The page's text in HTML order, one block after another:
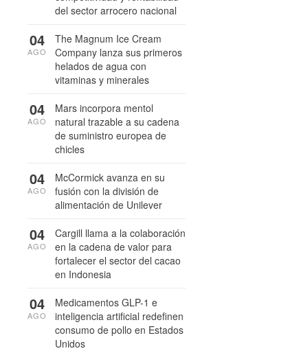
del sector arrocero nacional
The Magnum Ice Cream
Company lanza sus primeros
helados de agua con
vitaminas y minerales
04
AGO
Mars incorpora mentol
natural trazable a su cadena
de suministro europea de
chicles
04
AGO
McCormick avanza en su
fusión con la división de
alimentación de Unilever
04
AGO
Cargill llama a la colaboración
en la cadena de valor para
fortalecer el sector del cacao
en Indonesia
04
AGO
Medicamentos GLP-1 e
inteligencia artificial redefinen
consumo de pollo en Estados
Unidos
04
AGO